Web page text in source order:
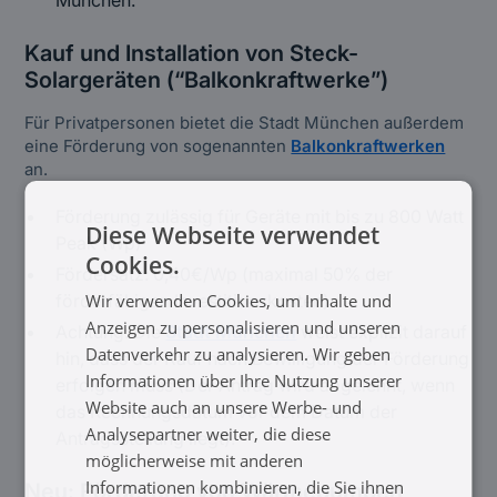
Kauf und Installation von Steck-
Solargeräten (“Balkonkraftwerke”)
Für Privatpersonen bietet die Stadt München außerdem
eine Förderung von sogenannten Balkonkraftwerken
an.
Peak (Wp)
Fördersatz: 0,40€/Wp (maximal 50% der
förderfähigen Investitionskosten)
Achtung: DieStadt Münchenweist explizit darauf
hin, dass der Kauf nach Bewilligung der Förderung
erfolgen muss (Der Antrag wird abgelehnt, wenn
das Rechnungsdatum vor dem Datum der
Antragsstellung liegt).
Diese Webseite verwendet
Cookies.
Wir verwenden Cookies, um Inhalte und
Anzeigen zu personalisieren und unseren
Datenverkehr zu analysieren. Wir geben
Informationen über Ihre Nutzung unserer
Website auch an unsere Werbe- und
Analysepartner weiter, die diese
möglicherweise mit anderen
Informationen kombinieren, die Sie ihnen